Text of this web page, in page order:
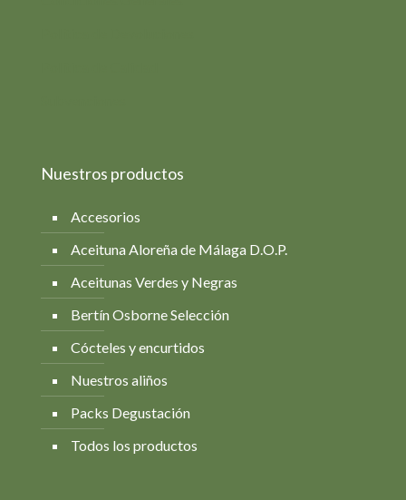
Nuestros productos
Accesorios
Aceituna Aloreña de Málaga D.O.P.
Aceitunas Verdes y Negras
Bertín Osborne Selección
Cócteles y encurtidos
Nuestros aliños
Packs Degustación
Todos los productos